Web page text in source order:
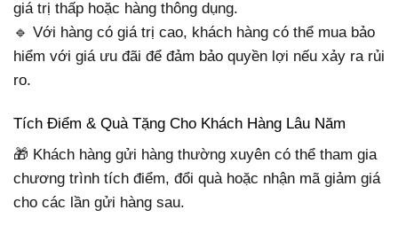
giá trị thấp hoặc hàng thông dụng.
🔹 Với hàng có giá trị cao, khách hàng có thể mua bảo
hiểm với giá ưu đãi để đảm bảo quyền lợi nếu xảy ra rủi
ro.
Tích Điểm & Quà Tặng Cho Khách Hàng Lâu Năm
🎁 Khách hàng gửi hàng thường xuyên có thể tham gia
chương trình tích điểm, đổi quà hoặc nhận mã giảm giá
cho các lần gửi hàng sau.